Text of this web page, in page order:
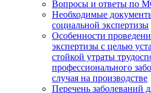
Вопросы и ответы по
Необходимые
социальной экспертизы
Особенности
экспертизы с целью
стойкой утраты
профессионального
случая на производстве
Перечень заболеваний